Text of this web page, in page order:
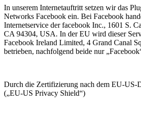
In unserem Internetauftritt setzen wir das
Networks Facebook ein. Bei Facebook
Internetservice der facebook Inc., 1601 S.
CA 94304, USA. In der EU wird dieser
Facebook Ireland Limited, 4 Grand Canal
betrieben, nachfolgend beide nur
Durch die Zertifizierung nach dem EU-US-
(„EU-US Privacy Shield“)